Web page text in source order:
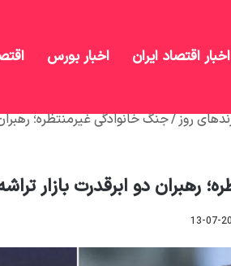
اخبار اقتصاد ایران اخبار بورس
روز/جنگ خانوادگی غیرمنتظره؛
رهبران دو ابرقدرت بازار